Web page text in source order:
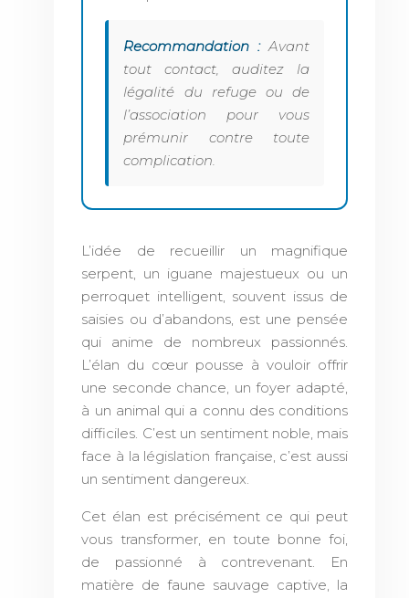
Recommandation :Avant
tout contact, auditez la
légalité du refuge ou de
l’association pour vous
prémunir contre toute
complication.
L’idée de recueillir un magnifique
serpent, un iguane majestueux ou un
perroquet intelligent, souvent issus de
saisies ou d’abandons, est une pensée
qui anime de nombreux passionnés.
L’élan du cœur pousse à vouloir offrir
une seconde chance, un foyer adapté,
à un animal qui a connu des conditions
difficiles. C’est un sentiment noble, mais
face à la législation française, c’est aussi
un sentiment dangereux.
Cet élan est précisément ce qui peut
vous transformer, en toute bonne foi,
de passionné à contrevenant. En
matière de faune sauvage captive, la